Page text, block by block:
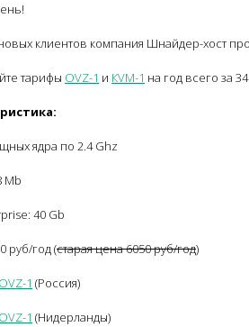
клиентов компания Шнайдер-хост
тарифы OVZ-1 и КVM-1 на год всего за
ядра по 2.4 Ghz
Mb
40 Gb
руб/год (старая цена 6050 руб/год)
OVZ-1 (Россия)
OVZ-1 (Нидерланды)